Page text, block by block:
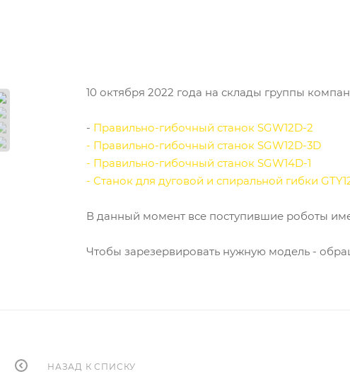
10 октября 2022 года на склады группы
- Правильно-гибочный станок SGW12D-2
- Правильно-гибочный станок SGW12D-3D
- Правильно-гибочный станок SGW14D-1
- Станок для дуговой и спиральной гибки
В данный момент все поступившие роботы
Чтобы зарезервировать нужную модель -
НАЗАД К СПИСКУ